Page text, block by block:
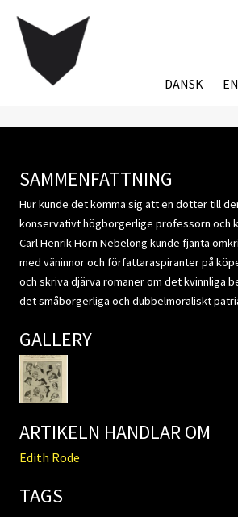
DANSK
SAMMENFATTNING
Hur kunde det komma sig att en dotter till
konservativt högborgerlige professorn och
Carl Henrik Horn Nebelong kunde fjanta
med väninnor och författaraspiranter på
och skriva djärva romaner om det kvinnliga
det småborgerliga och dubbelmoraliskt
GALLERY
ARTIKELN HANDLAR OM
Edith Rode
TAGS